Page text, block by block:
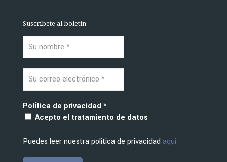
Suscríbete al boletín
Política de privacidad *
Acepto el tratamiento de datos
Puedes leer nuestra política de privacidad aquí